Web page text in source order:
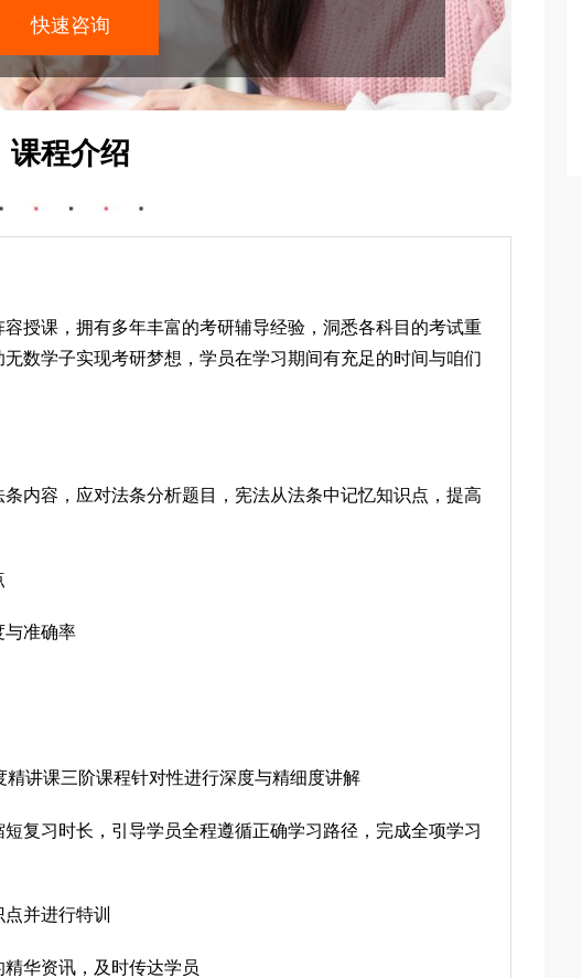
快速咨询
课程介绍
授课，拥有多年丰富的考研辅导经验，洞悉各科目的考试重
数学子实现考研梦想，学员在学习期间有充足的时间与咱们
内容，应对法条分析题目，宪法从法条中记忆知识点，提高
与准确率
讲课三阶课程针对性进行深度与精细度讲解
复习时长，引导学员全程遵循正确学习路径，完成全项学习
并进行特训
华资讯，及时传达学员